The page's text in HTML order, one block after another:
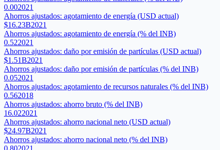
0.002021
Ahorros ajustados: agotamiento de energía (USD actual)
$16.23B2021
Ahorros ajustados: agotamiento de energía (% del INB)
0.522021
Ahorros ajustados: daño por emisión de partículas (USD actual)
$1.51B2021
Ahorros ajustados: daño por emisión de partículas (% del INB)
0.052021
Ahorros ajustados: agotamiento de recursos naturales (% del INB)
0.562018
Ahorros ajustados: ahorro bruto (% del INB)
16.022021
Ahorros ajustados: ahorro nacional neto (USD actual)
$24.97B2021
Ahorros ajustados: ahorro nacional neto (% del INB)
0.802021